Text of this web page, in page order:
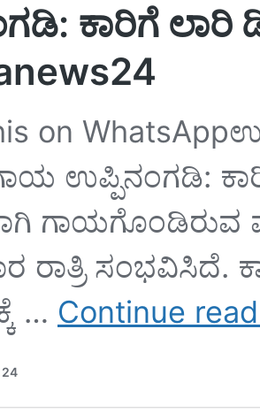
ಕಾರಿಗೆ ಲಾರಿ
on
ಉಪ್ಪಿನಂಗಡಿ:
ಗಾಯಗೊಂಡಿರುವ
ಸಂಭವಿಸಿದೆ.
… Continue
24